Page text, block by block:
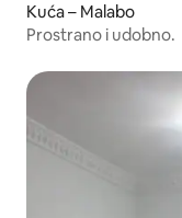
Kuća – Malabo
Prostrano i udobno.